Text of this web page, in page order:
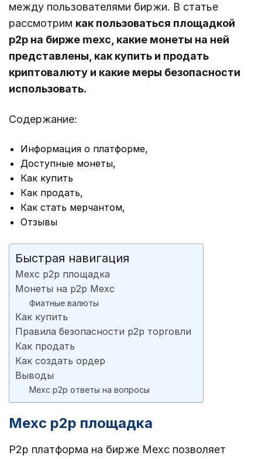
между пользователями биржи. В статье
рассмотрим как пользоваться площадкой
p2p на бирже mexc, какие монеты на ней
представлены, как купить и продать
криптовалюту и какие меры безопасности
использовать.
Содержание:
Информация о платформе,
Доступные монеты,
Как купить
Как продать,
Как стать мерчантом,
Отзывы
Быстрая навигация
Mexc p2p площадка
Монеты на p2p Mexc
Фиатные валюты
Как купить
Правила безопасности p2p торговли
Как продать
Как создать ордер
Выводы
Mexc p2p ответы на вопросы
Mexc p2p площадка
P2p платформа на бирже Mexc позволяет